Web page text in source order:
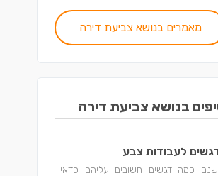
מאמרים בנושא צביעת דירה
בנושא צביעת דירה
לעבודות צבע
כמה דגשים חשובים עליהם כדאי